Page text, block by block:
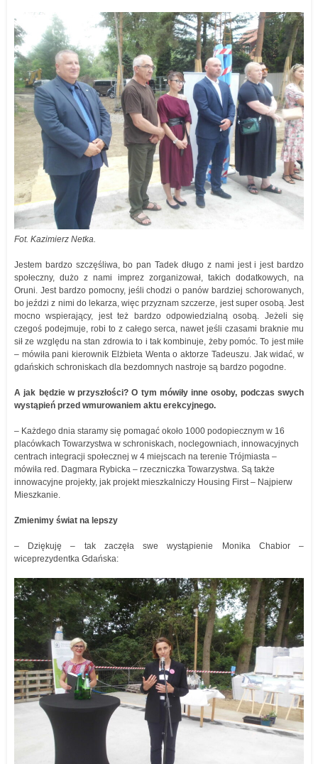
Fot. Kazimierz Netka.
Jestem bardzo szczęśliwa, bo pan Tadek długo z nami jest i jest bardzo
społeczny, dużo z nami imprez zorganizował, takich dodatkowych, na
Oruni. Jest bardzo pomocny, jeśli chodzi o panów bardziej schorowanych,
bo jeździ z nimi do lekarza, więc przyznam szczerze, jest super osobą. Jest
mocno wspierający, jest też bardzo odpowiedzialną osobą. Jeżeli się
czegoś podejmuje, robi to z całego serca, nawet jeśli czasami braknie mu
sił ze względu na stan zdrowia to i tak kombinuje, żeby pomóc. To jest miłe
– mówiła pani kierownik Elżbieta Wenta o aktorze Tadeuszu. Jak widać, w
gdańskich schroniskach dla bezdomnych nastroje są bardzo pogodne.
A jak będzie w przyszłości? O tym mówiły inne osoby, podczas swych
wystąpień przed wmurowaniem aktu erekcyjnego.
– Każdego dnia staramy się pomagać około 1000 podopiecznym w 16
placówkach Towarzystwa w schroniskach, noclegowniach, innowacyjnych
centrach integracji społecznej w 4 miejscach na terenie Trójmiasta –
mówiła red. Dagmara Rybicka – rzeczniczka Towarzystwa. Są także
innowacyjne projekty, jak projekt mieszkalniczy Housing First – Najpierw
Mieszkanie.
Zmienimy świat na lepszy
– Dziękuję – tak zaczęła swe wystąpienie Monika Chabior –
wiceprezydentka Gdańska: